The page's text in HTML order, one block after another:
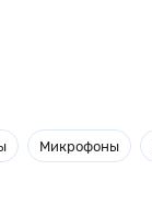
Микрофоны